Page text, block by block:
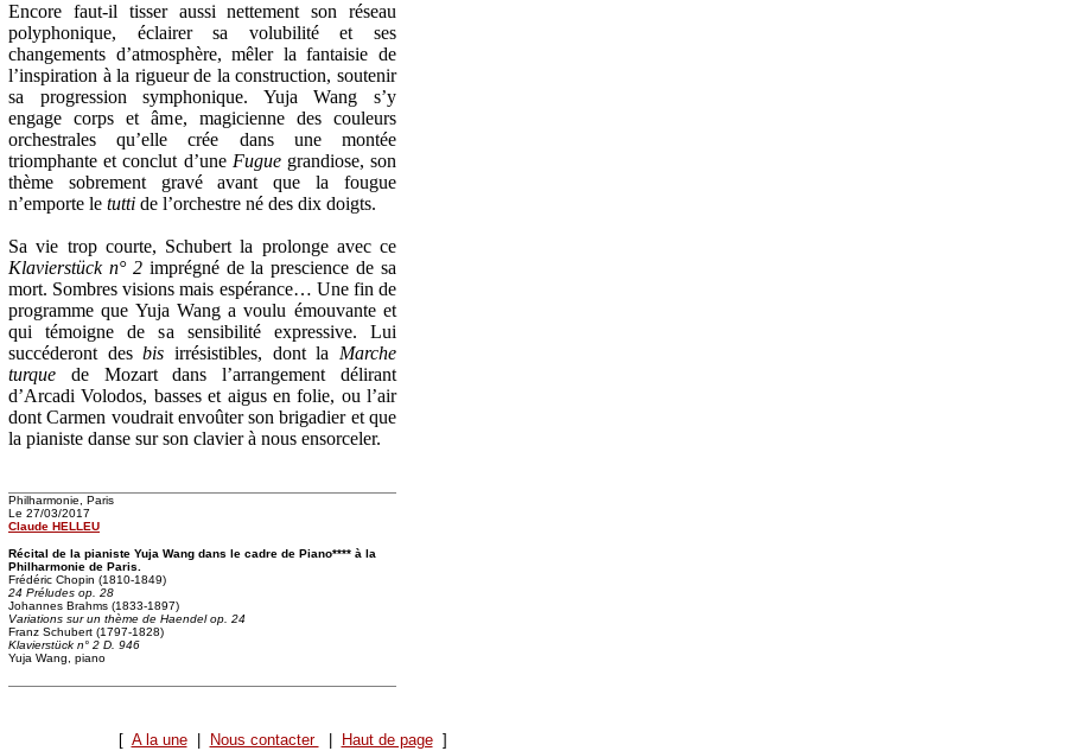
Encore faut-il tisser aussi nettement son réseau
polyphonique, éclairer sa volubilité et ses
changements d’atmosphère, mêler la fantaisie de
l’inspiration à la rigueur de la construction, soutenir
sa progression symphonique. Yuja Wang s’y
engage corps et âme, magicienne des couleurs
orchestrales qu’elle crée dans une montée
triomphante et conclut d’une Fuguegrandiose, son
thème sobrement gravé avant que la fougue
n’emporte le tutti de l’orchestre né des dix doigts.
Sa vie trop courte, Schubert la prolonge avec ce
Klavierstück n° 2imprégné de la prescience de sa
mort. Sombres visions mais espérance… Une fin de
programme que Yuja Wang a voulu émouvante et
qui témoigne de sa sensibilité expressive. Lui
succéderont desbis irrésistibles, dont la Marche
turque de Mozart dans l’arrangement délirant
d’Arcadi Volodos, basses et aigus en folie, ou l’air
dont Carmen voudrait envoûter son brigadier et que
la pianiste danse sur son clavier à nous ensorceler.
Philharmonie, Paris
Le 27/03/2017
Claude HELLEU
Récital de la pianiste Yuja Wang dans le cadre de Piano**** à la
Philharmonie de Paris.
Frédéric Chopin (1810-1849)
24 Préludes op. 28
Johannes Brahms (1833-1897)
Variations sur un thème de Haendel op. 24
Franz Schubert (1797-1828)
Klavierstück n° 2 D. 946
Yuja Wang, piano
[ A la une| Nous contacter Haut de page]